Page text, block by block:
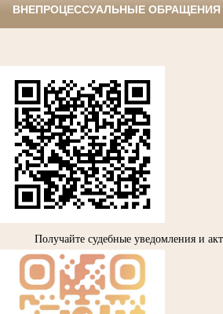
ВНЕПРОЦЕССУАЛЬНЫЕ ОБРАЩЕНИЯ
Получайте судебные уведомления и